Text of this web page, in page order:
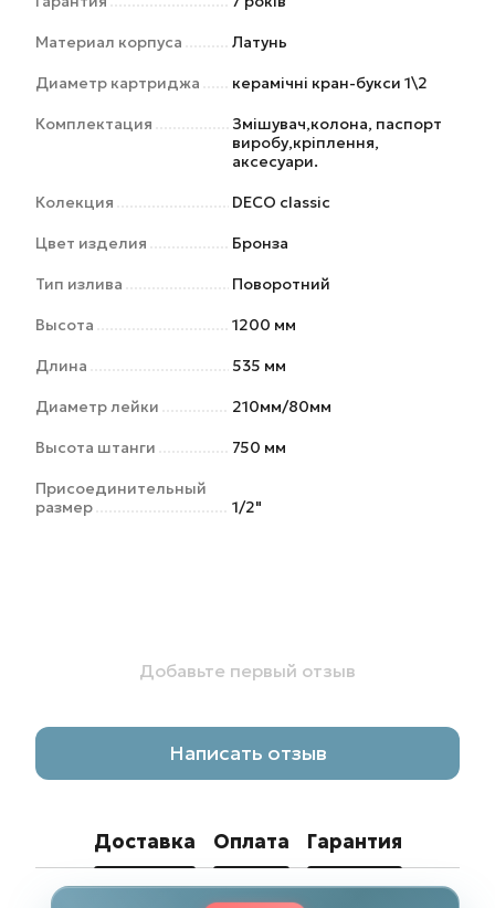
Материал корпуса Латунь
Диаметр картриджа керамічні кран-букси 1\2
Комплектация
Змішувач,колона, паспорт
виробу,кріплення,
аксесуари.
Колекция DECO classic
Цвет изделия Бронза
Тип излива Поворотний
Высота 1200 мм
Длина 535 мм
Диаметр лейки 210мм/80мм
Высота штанги 750 мм
Присоединительный
размер
1/2"
Добавьте первый отзыв
Написать отзыв
Доставка Оплата Гарантия